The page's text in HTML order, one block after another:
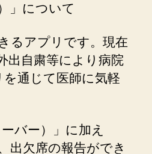
」について
るアプリです。現在
出⾃粛等により病院
通じて医師に気軽
バー）」に加え
出⽋席の報告ができ